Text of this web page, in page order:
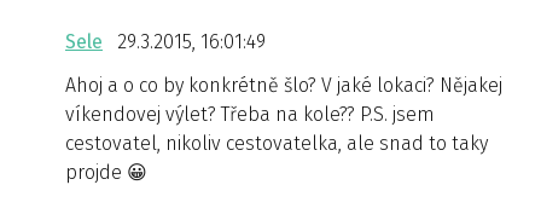
Sele
29.3.2015, 16:01:49
Ahoj a o co by konkrétně šlo? V jaké lokaci? Nějakej
víkendovej výlet? Třeba na kole?? P.S. jsem
cestovatel, nikoliv cestovatelka, ale snad to taky
projde 😀